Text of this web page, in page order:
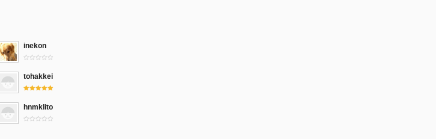
inekon
tohakkei
hnmklito